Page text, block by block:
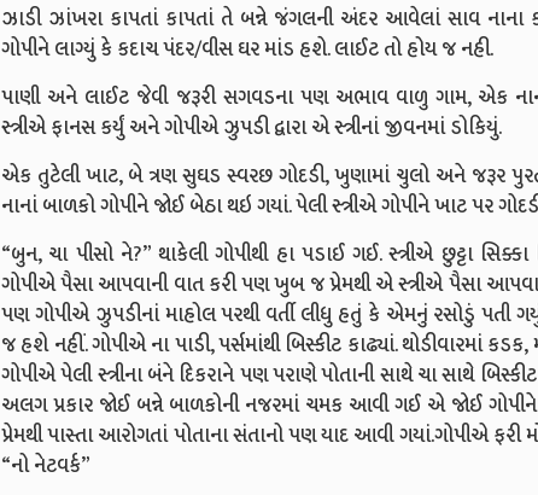
ઝાડી ઝાંખરા કાપતાં કાપતાં તે બન્ને જંગલની અંદર આવેલાં સાવ નાના
ગોપીને લાગ્યું કે કદાચ પંદર/વીસ ઘર માંડ હશે. લાઈટ તો હોય જ નહી.
પાણી અને લાઈટ જેવી જરૂરી સગવડના પણ અભાવ વાળુ ગામ, એક
સ્ત્રીએ ફાનસ કર્યું અને ગોપીએ ઝુપડી દ્વારા એ સ્ત્રીનાં જીવનમાં ડોકિયું.
એક તુટેલી ખાટ, બે ત્રણ સુઘડ સ્વરછ ગોદડી, ખુણામાં ચુલો અને જરૂર
નાનાં બાળકો ગોપીને જોઈ બેઠા થઇ ગયાં. પેલી સ્ત્રીએ ગોપીને ખાટ પર
“બુન, ચા પીસો ને?” થાકેલી ગોપીથી હા પડાઈ ગઈ. સ્ત્રીએ છુટ્ટા
ગોપીએ પૈસા આપવાની વાત કરી પણ ખુબ જ પ્રેમથી એ સ્ત્રીએ પૈસા
પણ ગોપીએ ઝુપડીનાં માહોલ પરથી વર્તી લીધુ હતું કે એમનું રસોડું
જ હશે નહીં. ગોપીએ ના પાડી, પર્સમાંથી બિસ્કીટ કાઢ્યાં. થોડીવારમાં
ગોપીએ પેલી સ્ત્રીના બંને દિકરાને પણ પરાણે પોતાની સાથે ચા સાથે
અલગ પ્રકાર જોઈ બન્ને બાળકોની નજરમાં ચમક આવી ગઈ એ જોઈ
પ્રેમથી પાસ્તા આરોગતાં પોતાના સંતાનો પણ યાદ આવી ગયાં.ગોપીએ
“નો નેટવર્ક”